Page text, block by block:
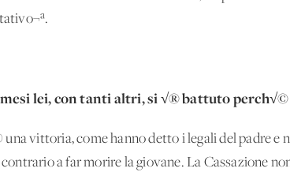
lei, con tanti altri, si √® battuto perch√©
vittoria, come hanno detto i legali del padre e
a far morire la giovane. La Cassazione